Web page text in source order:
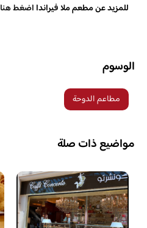
للمزيد عن مطعم ملا فيراندا اضغط هنا
الوسوم
مطاعم الدوحة
مواضيع ذات صلة